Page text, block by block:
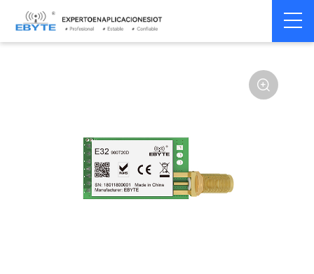
Home > Módulo > SPI/SOC/UART
